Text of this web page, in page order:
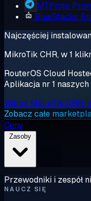
MTProto
BlueStacks
Najczęściej
MikroTik CHR, w 1
RouterOS Cloud
Aplikacja nr 1
Wdróż MikroTik CHR
Zobacz całe
Ceny
Przewodniki i zespół
NAUCZ SIĘ